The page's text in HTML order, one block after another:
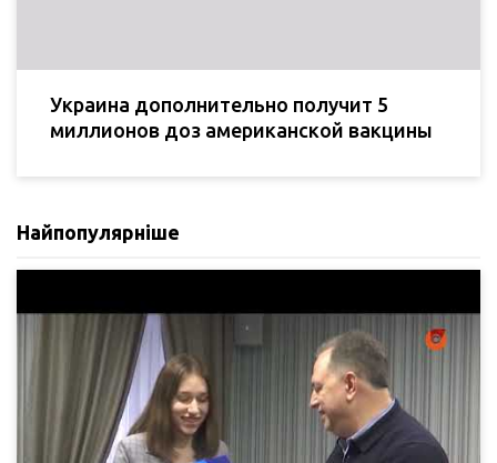
Украина дополнительно получит 5
миллионов доз американской вакцины
Найпопулярніше